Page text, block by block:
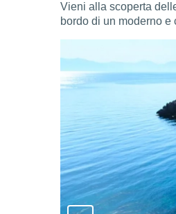
Vieni alla scoperta
bordo di un moderno